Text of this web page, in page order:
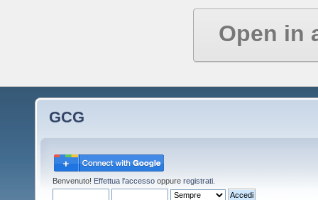
Open in
GCG
Benvenuto! Effettua l'accesso oppure registrati